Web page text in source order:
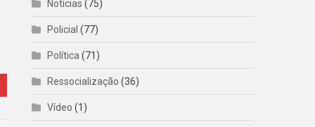
Notícias (75)
Policial (77)
Política (71)
Ressocialização (36)
Vídeo (1)